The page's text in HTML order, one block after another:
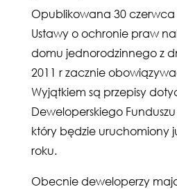
Opublikowana 30
Ustawy o ochronie praw
domu jednorodzinnego z
2011 r zacznie
Wyjątkiem są przepisy
Deweloperskiego
który będzie uruchomiony
roku.
Obecnie deweloperzy